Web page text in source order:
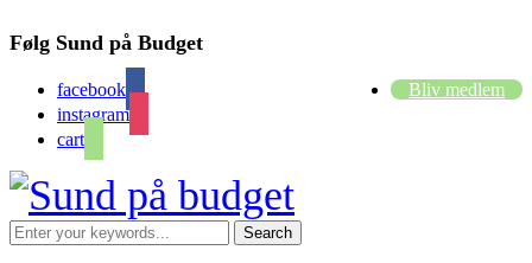
Følg Sund på Budget
facebook
instagram
cart
Bliv medlem